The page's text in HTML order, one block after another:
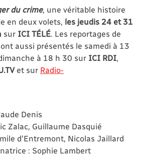
du crime, une véritable histoire
en deux volets, les jeudis 24 et 31
sur ICI TÉLÉ . Les reportages de
aussi présentés le samedi à 13
à 18 h 30 sur ICI RDI
et sur Radio-
Denis
Zalac, Guillaume Dasquié
d’Entremont, Nicolas Jaillard
: Sophie Lambert